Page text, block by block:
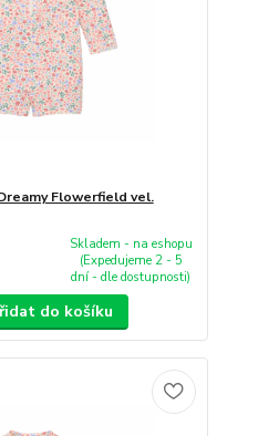
Flowerfield vel.
Skladem - na eshopu
(Expedujeme 2 - 5
dní - dle dostupnosti)
do košíku